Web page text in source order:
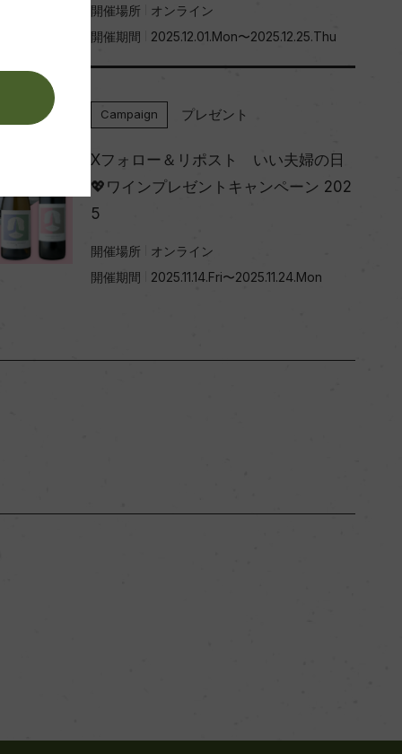
開催場所
オンライン
開催期間
2025.12.01.Mon〜2025.12.25.Thu
Campaign プレゼント
Xフォロー＆リポスト いい夫婦の日
💖ワインプレゼントキャンペーン 202
5
開催場所
オンライン
開催期間
2025.11.14.Fri〜2025.11.24.Mon